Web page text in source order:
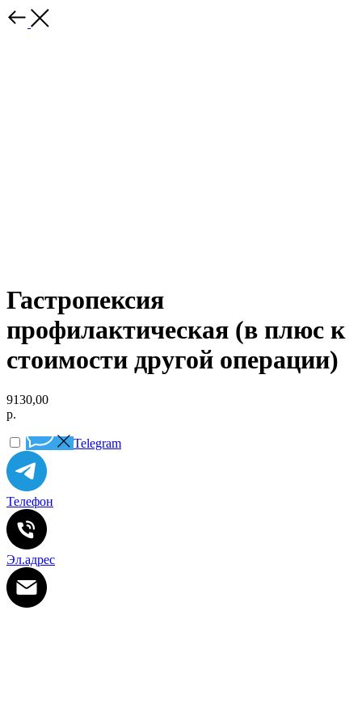
Гастропексия
профилактическая (в плюс к
стоимости другой операции)
9130,00
р.
Telegram
Телефон
Эл.адрес